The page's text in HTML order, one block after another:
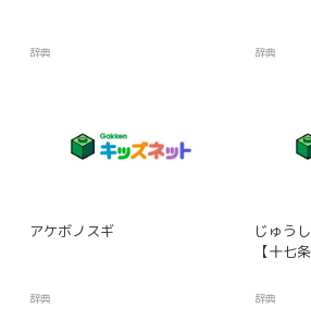
辞典 辞典
アケボノスギ
辞典
じゅう
【十七
辞典